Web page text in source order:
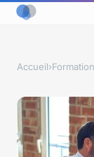
Accueil›Formation